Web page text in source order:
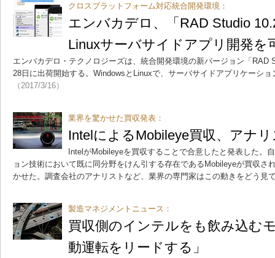
クロスプラットフォーム対応統合開発環境：
エンバカデロ、「RAD Studio
Linuxサーバサイドアプリ開発を
エンバカデロ・テクノロジーズは、統合開発環境の新バージョン「RAD
28日に出荷開始する。WindowsとLinuxで、サーバサイドアプリケーシ
（2017/3/16）
業界を驚かせた買収発表：
IntelによるMobileye買収、アナ
IntelがMobileyeを買収することで合意したと発表した。
ョン技術において既に同分野をけん引する存在であるMobileyeが買収さ
かせた。調査会社のアナリストなど、業界の専門家はこの動きをどう見
製造マネジメントニュース：
買収側のインテルをも飲み込む
動運転をリードする」